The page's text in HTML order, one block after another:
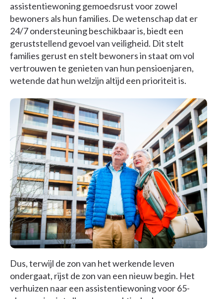
assistentiewoning gemoedsrust voor zowel
bewoners als hun families. De wetenschap dat er
24/7 ondersteuning beschikbaar is, biedt een
geruststellend gevoel van veiligheid. Dit stelt
families gerust en stelt bewoners in staat om vol
vertrouwen te genieten van hun pensioenjaren,
wetende dat hun welzijn altijd een prioriteit is.
Dus, terwijl de zon van het werkende leven
ondergaat, rijst de zon van een nieuw begin. Het
verhuizen naar een assistentiewoning voor 65-